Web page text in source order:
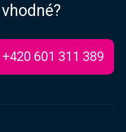
+420 601 311 389